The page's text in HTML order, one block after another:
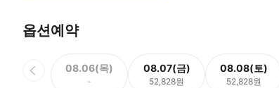
옵션예약
08.06(목)
-
08.07(금)
52,828원
08.08(토)
52,828원